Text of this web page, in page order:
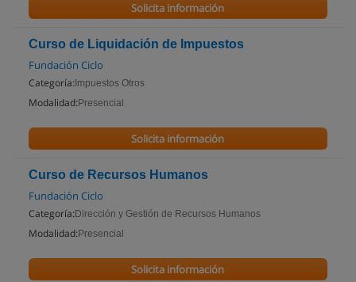
Solicita información
Curso de Liquidación de Impuestos
Fundación Ciclo
Categoría: Impuestos Otros
Modalidad: Presencial
Solicita información
Curso de Recursos Humanos
Fundación Ciclo
Categoría: Dirección y Gestión de Recursos Humanos
Modalidad: Presencial
Solicita información